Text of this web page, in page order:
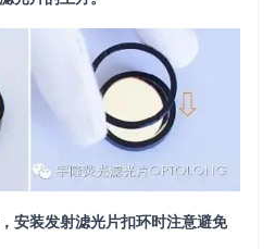
安装发射滤光片扣环时注意避免